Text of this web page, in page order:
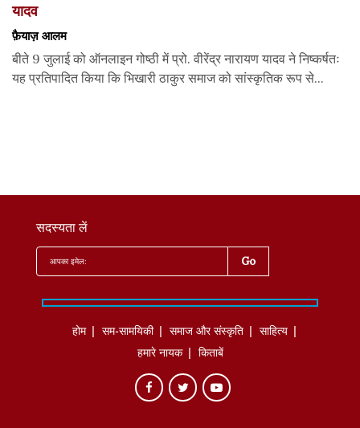
यादव
फ़ैयाज़ आलम
बीते 9 जुलाई को ऑनलाइन गोष्ठी में प्रो. वीरेंद्र नारायण यादव ने निष्कर्षतः
यह प्रतिपादित किया कि भिखारी ठाकुर समाज को सांस्कृतिक रूप से...
सदस्यता लें
होम सम-सामयिकी समाज और संस्कृति
साहित्‍य
हमारे नायक
किताबें